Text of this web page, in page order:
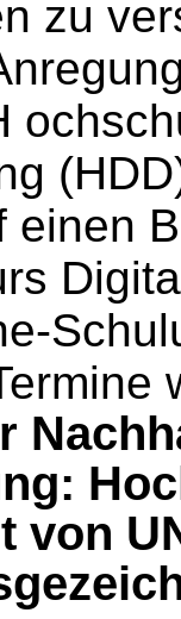
zu
einen
von